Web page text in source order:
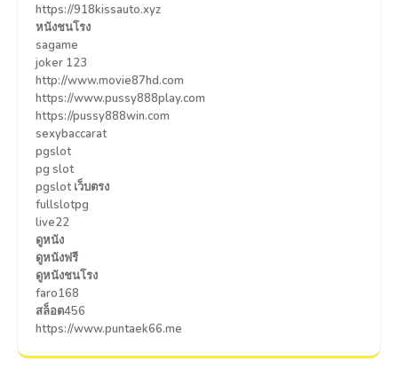
https://918kissauto.xyz
หนังชนโรง
sagame
joker 123
http://www.movie87hd.com
https://www.pussy888play.com
https://pussy888win.com
sexybaccarat
pgslot
pg slot
pgslot เว็บตรง
fullslotpg
live22
ดูหนัง
ดูหนังฟรี
ดูหนังชนโรง
faro168
สล็อต456
https://www.puntaek66.me